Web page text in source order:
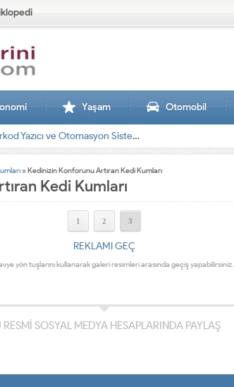
Yaşam Otomobil
»Kedinizin Konforunu Artıran Kedi Kumları
Kedi Kumları
1 2 3
REKLAMI GEÇ
yön tuşlarını kullanarak galeri resimleri arasında geçiş yapabilirsiniz.
RESMİ SOSYAL MEDYA HESAPLARINDA PAYLAŞ